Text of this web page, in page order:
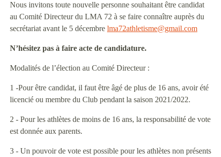
Nous invitons toute nouvelle personne souhaitant être candidat
au Comité Directeur du LMA 72 à se faire connaître auprès du
secrétariat avant le 5 décembre lma72athletisme@gmail.com
N’hésitez pas à faire acte de candidature.
Modalités de l’élection au Comité Directeur :
1 -Pour être candidat, il faut être âgé de plus de 16 ans, avoir été
licencié ou membre du Club pendant la saison 2021/2022.
2 - Pour les athlètes de moins de 16 ans, la responsabilité de vote
est donnée aux parents.
3 - Un pouvoir de vote est possible pour les athlètes non présents